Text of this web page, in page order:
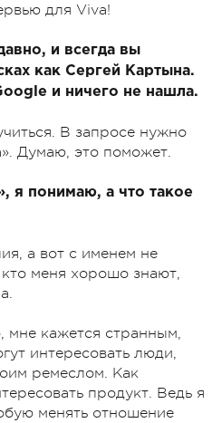
для Viva!
и всегда вы
как Сергей Картына.
и ничего не нашла.
В запросе нужно
Думаю, это поможет.
я понимаю, а что такое
а вот с именем не
меня хорошо знают,
мне кажется странным,
интересовать люди,
ремеслом. Как
продукт. Ведь я
менять отношение